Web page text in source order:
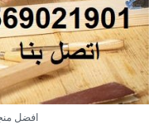
افضل